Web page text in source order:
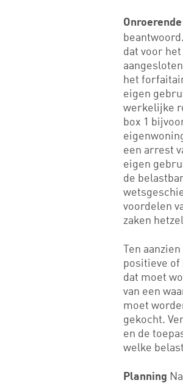
dat voor
het
eigen
werkelijke
box 1
een arrest
eigen
de
voordelen
zaken
Ten
positieve of
dat moet
van een
moet
gekocht.
en de
welke
Planning